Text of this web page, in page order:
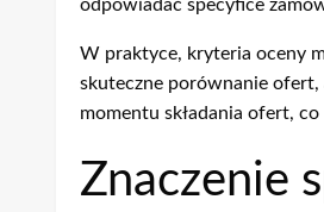
odpowiadać specyfice
W praktyce, kryteria oceny
skuteczne porównanie
momentu składania ofert,
Znaczenie